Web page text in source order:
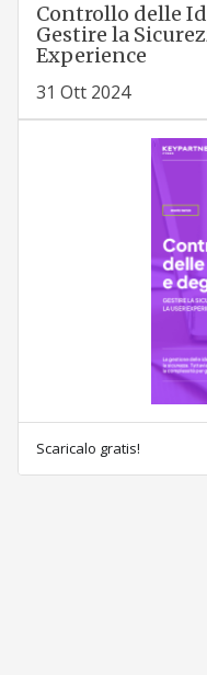
Controllo delle
Gestire la
Experience
31 Ott 2024
Scaricalo gratis!